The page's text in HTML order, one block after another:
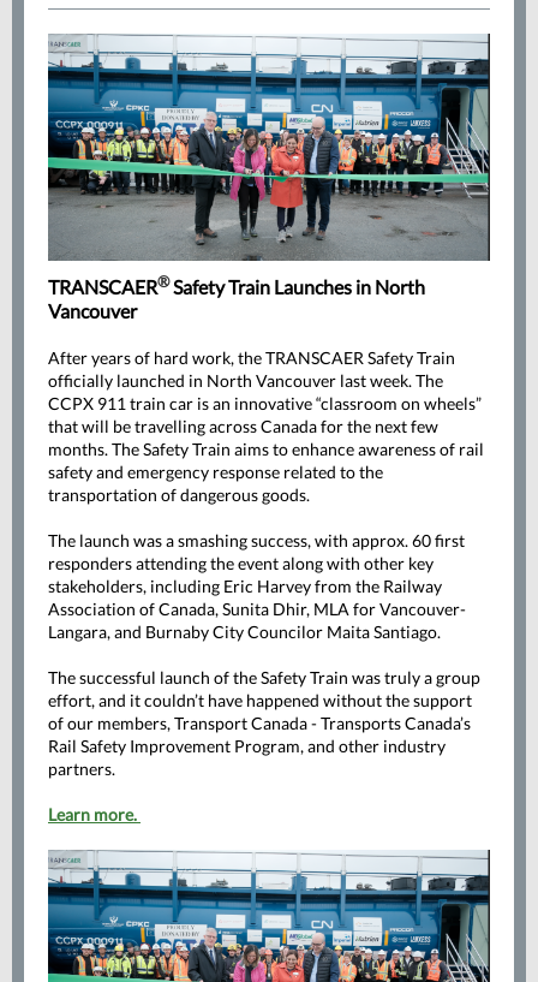
TRANSCAER®Safety Train Launches in North
Vancouver
After years of hard work, the TRANSCAER Safety Train
officially launched in North Vancouver last week. The
CCPX 911 train car is an innovative “classroom on wheels”
that will be travelling across Canada for the next few
months. The Safety Train aims to enhance awareness of rail
safety and emergency response related to the
transportation of dangerous goods.
The launch was a smashing success, with approx. 60 first
responders attending the event along with other key
stakeholders, including Eric Harveyfrom the Railway
Association of Canada, Sunita Dhir, MLA for Vancouver-
Langara, and Burnaby City Councilor Maita Santiago.
The successful launch of the Safety Train was truly a group
effort, and it couldn’t have happened without the support
of our members, Transport Canada - Transports Canada’s
Rail Safety Improvement Program, and other industry
partners.
Learn more.